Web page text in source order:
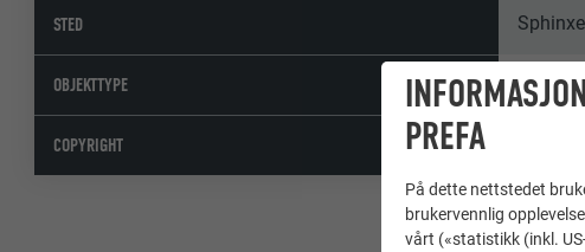
STED
OBJEKTTYPE
COPYRIGHT
PREFA
På dette nettstedet
brukervennlig
vårt («statistikk (inkl.